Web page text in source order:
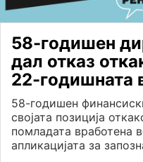
58-годишен
дал отказ
22-годишната
58-годишен
својата позиција
помладата вработена
апликацијата за